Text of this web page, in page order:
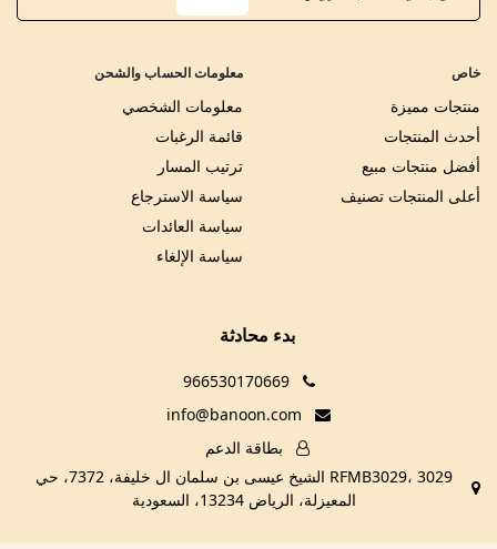
خاص
منتجات مميزة
أحدث المنتجات
أفضل منتجات مبيع
أعلى المنتجات تصنيف
معلومات الحساب والشحن
معلومات الشخصي
قائمة الرغبات
ترتيب المسار
سياسة الاسترجاع
سياسة العائدات
سياسة الإلغاء
بدء محادثة
966530170669
بطاقة الدعم
RFMB3029، 3029 الشيخ عيسى بن سلمان ال خليفة، 7372، حي
المعيزلة، الرياض 13234، السعودية